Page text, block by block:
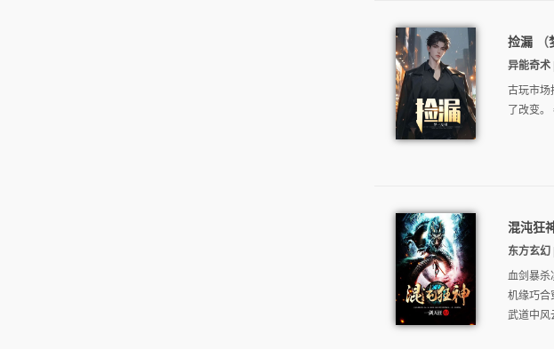
捡漏 （
异能奇术
古玩市场
了改变
混沌狂
东方玄
血剑暴杀
机缘巧合
武道中风